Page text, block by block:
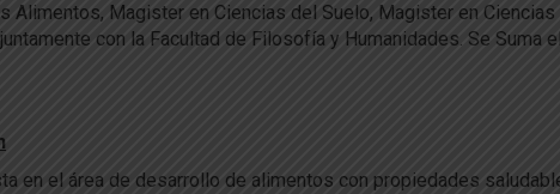
Alimentos, Magister en Ciencias del Suelo, Magister en
con la Facultad de Filosofía y Humanidades. Se Suma
en el área de desarrollo de alimentos con propiedades